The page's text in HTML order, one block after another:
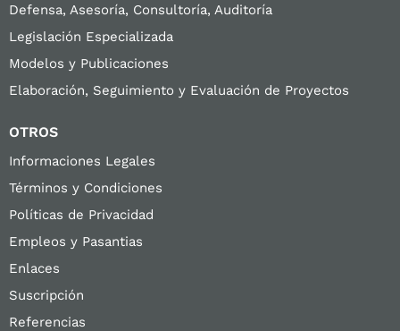
Defensa, Asesoría, Consultoría, Auditoría
Legislación Especializada
Modelos y Publicaciones
Elaboración, Seguimiento y Evaluación de Proyectos
OTROS
Informaciones Legales
Términos y Condiciones
Políticas de Privacidad
Empleos y Pasantias
Enlaces
Suscripción
Referencias